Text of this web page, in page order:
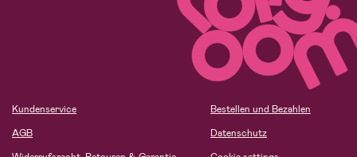
Kundenservice
AGB
Bestellen und Bezahlen
Datenschutz